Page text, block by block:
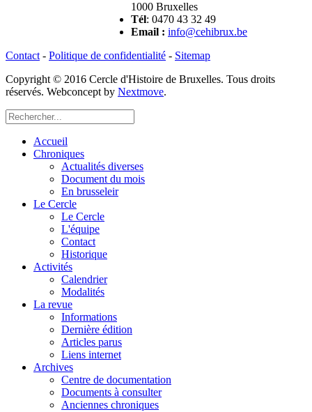
1000 Bruxelles
Tél: 0470 43 32 49
Email : info@cehibrux.be
Contact - Politique de confidentialité - Sitemap
Copyright © 2016 Cercle d'Histoire de Bruxelles. Tous droits
réservés. Webconcept by Nextmove.
Accueil
Chroniques
Actualités diverses
Document du mois
En brusseleir
Le Cercle
Le Cercle
L'équipe
Contact
Historique
Activités
Calendrier
Modalités
La revue
Informations
Dernière édition
Articles parus
Liens internet
Archives
Centre de documentation
Documents à consulter
Anciennes chroniques